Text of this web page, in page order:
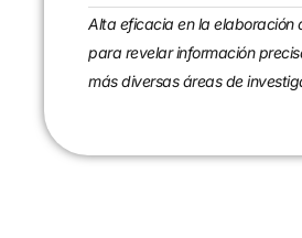
Alta eficacia en la elaboración
para revelar información
más diversas áreas de